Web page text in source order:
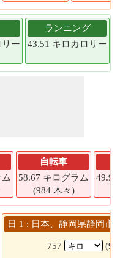
ー
ランニング
43.51 キロカロリー
自転車
58.67 キログラム
(984 木々)
49.96
日 1 : 日本、静岡県静岡市
757 (9